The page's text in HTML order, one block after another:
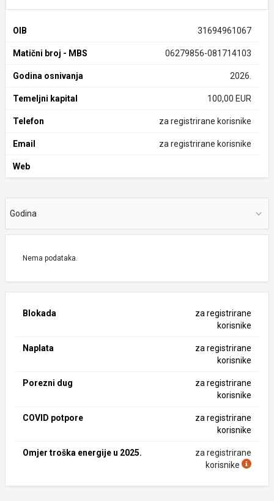
OIB 31694961067
Matični broj - MBS 06279856-081714103
Godina osnivanja 2026.
Temeljni kapital 100,00 EUR
Telefon za registrirane korisnike
Email za registrirane korisnike
Web
Godina
Nema podataka.
Blokada
za registrirane
korisnike
Naplata
za registrirane
korisnike
Porezni dug
za registrirane
korisnike
COVID potpore
za registrirane
korisnike
Omjer troška energije u 2025.
za registrirane
korisnike